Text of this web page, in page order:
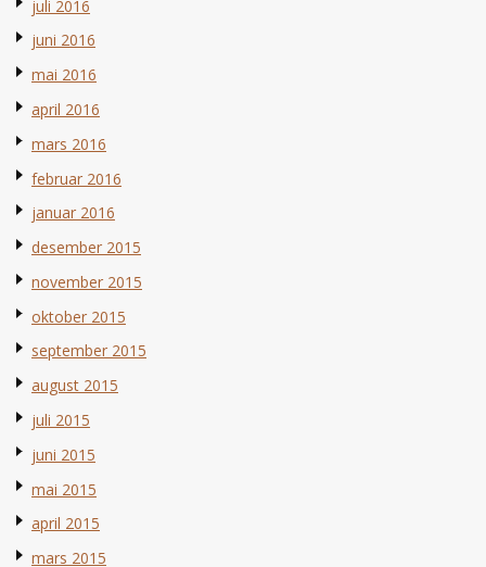
juli 2016
juni 2016
mai 2016
april 2016
mars 2016
februar 2016
januar 2016
desember 2015
november 2015
oktober 2015
september 2015
august 2015
juli 2015
juni 2015
mai 2015
april 2015
mars 2015